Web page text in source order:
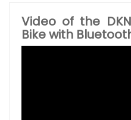
Video of the
Bike with